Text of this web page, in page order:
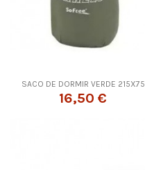
SACO DE DORMIR VERDE 215X75
16,50 €